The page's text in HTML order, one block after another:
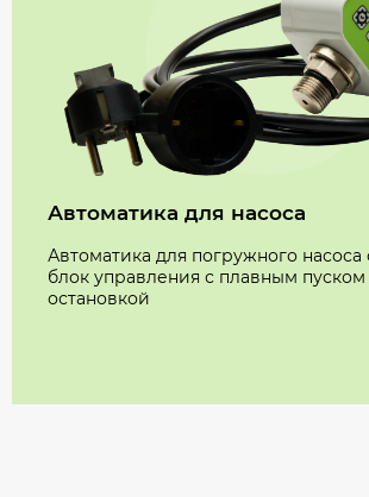
Автоматика для насоса
Автоматика для погружного
блок управления с плавным
остановкой